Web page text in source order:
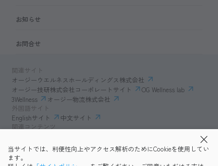
当サイトでは、利便性向上やアクセス解析のためにCookieを使用してい
ます。
お知らせ
お問合せ
関連サイト
オージーウエルネスホールディングス株式会社
オージー技研株式会社コーポレートサイト
OG Wellness lab
3Wellness
オージー物流株式会社
外国語サイト
Englishサイト
中文サイト
関連コンテンツ
透明性ガイドライン